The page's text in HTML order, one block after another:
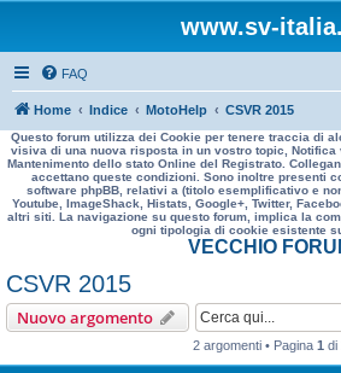
www.sv-
FAQ
Home Indice MotoHelp CSVR 2015
Questo forum utilizza dei Cookie per tenere traccia di
visiva di una nuova risposta in un vostro topic,
Mantenimento dello stato Online del Registrato.
accettano queste condizioni. Sono inoltre presenti
software phpBB, relativi a (titolo esemplificativo e
Youtube, ImageShack, Histats, Google+, Twitter,
altri siti. La navigazione su questo forum, implica la
ogni tipologia di cookie esistente
VECCHIO
CSVR 2015
Nuovo argomento
2 argomenti • Pagina 1 di